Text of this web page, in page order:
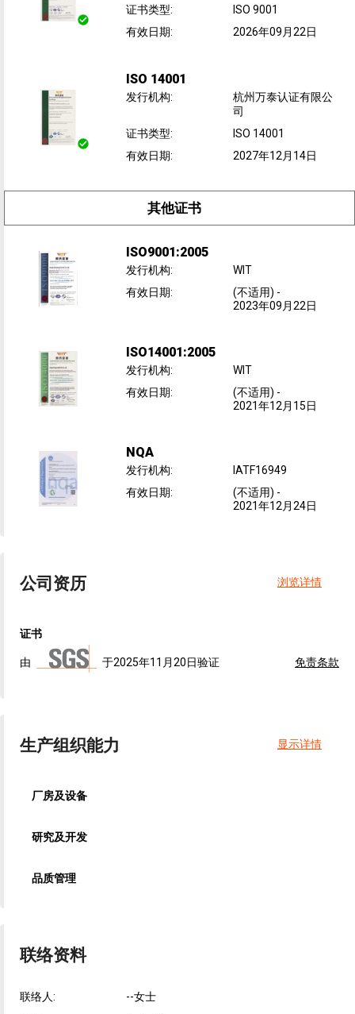
证书类型:
ISO 9001
有效日期: 2026年09月22日
ISO 14001
发行机构:
杭州万泰认证有限公
司
证书类型:
ISO 14001
有效日期: 2027年12月14日
其他证书
ISO9001:2005
发行机构:
WIT
有效日期: (不适用) -
2023年09月22日
ISO14001:2005
发行机构:
WIT
有效日期: (不适用) -
2021年12月15日
NQA
发行机构:
IATF16949
有效日期: (不适用) -
2021年12月24日
公司资历 浏览详情
证书
由 于2025年11月20日验证 免责条款
生产组织能力 显示详情
厂房及设备
研究及开发
品质管理
联络资料
联络人: --女士